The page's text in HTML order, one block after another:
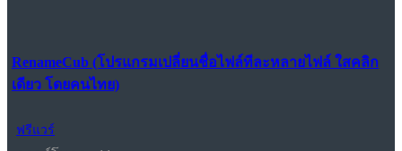
RenameCub (โปรแกรมเปลี่ยนชื่อไฟล์ทีละหลายไฟล์ ใสคลิก
เดียว โดยคนไทย)
ฟรีแวร์